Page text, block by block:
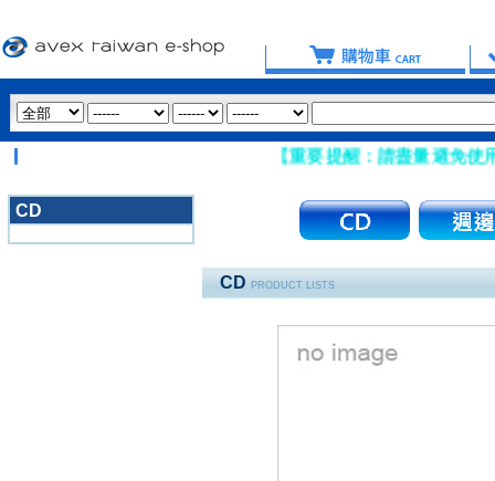
【重要提醒：請盡量避免使
CD
3020
CD PRODUCT LISTS